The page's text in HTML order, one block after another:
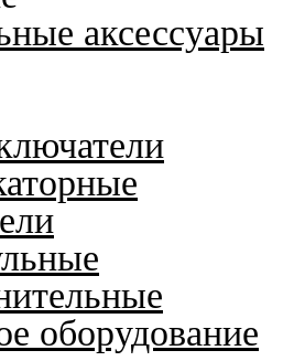
аксессуары
оборудование